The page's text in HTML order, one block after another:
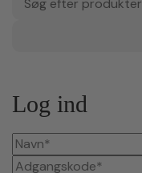
Søg efter produkter
Log ind